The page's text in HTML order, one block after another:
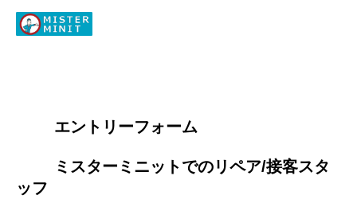
        エントリーフォーム
ッフ